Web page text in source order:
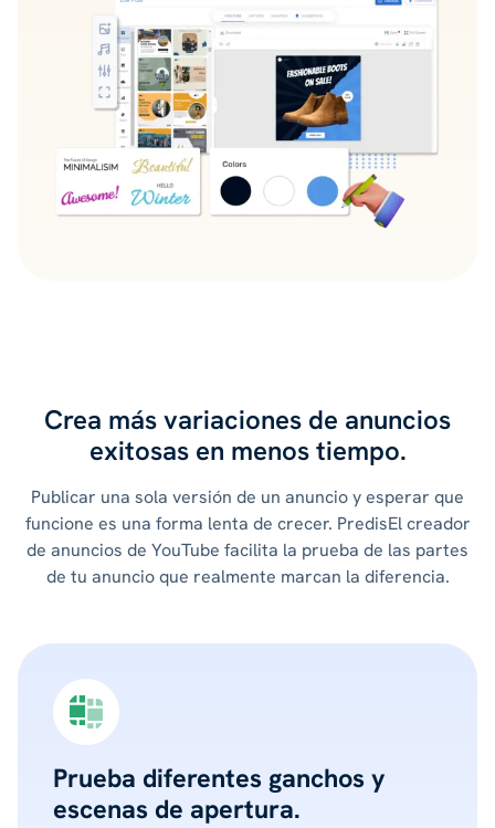
Crea más variaciones de anuncios
exitosas en menos tiempo.
Publicar una sola versión de un anuncio y esperar que
funcione es una forma lenta de crecer. PredisEl creador
de anuncios de YouTube facilita la prueba de las partes
de tu anuncio que realmente marcan la diferencia.
Prueba diferentes ganchos y
escenas de apertura.